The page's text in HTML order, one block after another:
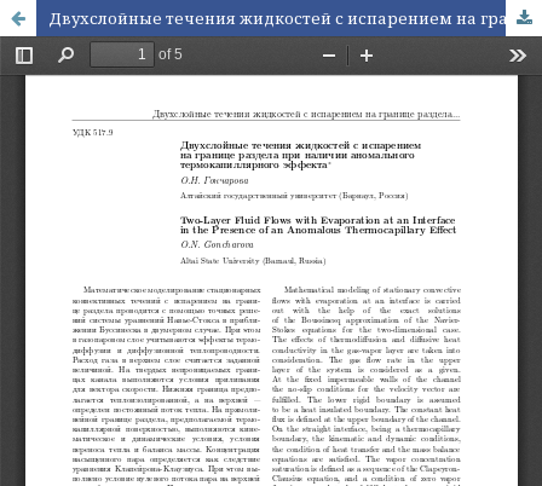
Двухслойные течения жидкостей с испарением на границе раздела при наличии аномального термокапиллярного эффекта